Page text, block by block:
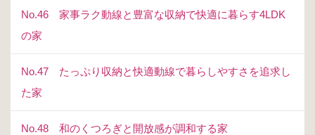
No.46 家事ラク動線と豊富な収納で快適に暮らす4LDK
の家
No.47 たっぷり収納と快適動線で暮らしやすさを追求し
た家
No.48 和のくつろぎと開放感が調和する家